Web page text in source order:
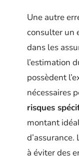
Une autre
consulter un
dans les
l’estimation
possèdent
nécessaires
risques
montant
à éviter des